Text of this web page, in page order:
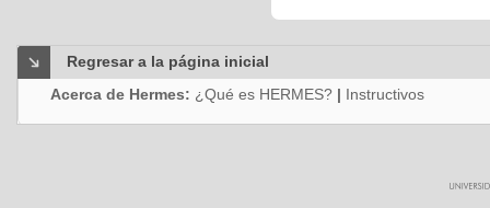
Regresar a la página inicial
Acerca de Hermes: ¿Qué es HERMES? | Instructivos